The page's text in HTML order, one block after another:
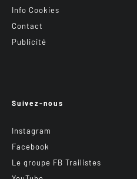
Info Cookies
Contact
Publicité
Suivez-nous
Instagram
Facebook
Le groupe FB Trailistes